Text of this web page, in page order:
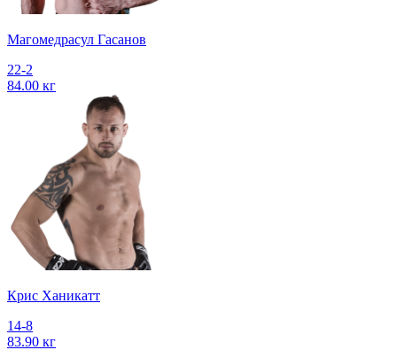
Магомедрасул Гасанов
22-2
84.00 кг
Крис Ханикатт
14-8
83.90 кг